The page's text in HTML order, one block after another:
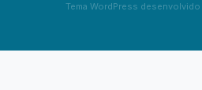
Tema WordPress